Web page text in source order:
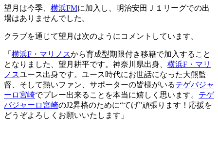
望月は今季、 横浜FMに加入し、明治安田Ｊ１リーグでの出
場はありませんでした。
クラブを通じて望月は次のようにコメントしています。
「 横浜F・マリノスから育成型期限付き移籍で加入すること
となりました、望月耕平です。神奈川県出身、 横浜F・マリ
ノスユース出身です。ユース時代にお世話になった大熊監
督、そして熱いファン、サポーターの皆様がいるテゲバジャ
ーロ宮崎でプレー出来ることを本当に嬉しく思います。 テゲ
バジャーロ宮崎のJ2昇格のために“てげ”頑張ります！応援を
どうぞよろしくお願いいたします」